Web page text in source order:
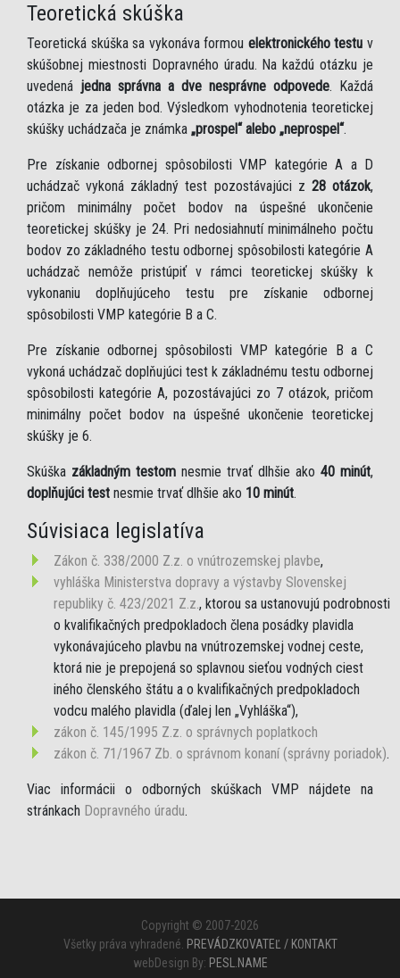
Teoretická skúška
Teoretická skúška sa vykonáva formou elektronického testu v
skúšobnej miestnosti Dopravného úradu. Na každú otázku je
uvedená jedna správna a dve nesprávne odpovede. Každá
otázka je za jeden bod. Výsledkom vyhodnotenia teoretickej
skúšky uchádzača je známka „prospel“ alebo „neprospel“.
Pre získanie odbornej spôsobilosti VMP kategórie A a D
uchádzač vykoná základný test pozostávajúci z 28 otázok,
pričom minimálny počet bodov na úspešné ukončenie
teoretickej skúšky je 24. Pri nedosiahnutí minimálneho počtu
bodov zo základného testu odbornej spôsobilosti kategórie A
uchádzač nemôže pristúpiť v rámci teoretickej skúšky k
vykonaniu doplňujúceho testu pre získanie odbornej
spôsobilosti VMP kategórie B a C.
Pre získanie odbornej spôsobilosti VMP kategórie B a C
vykoná uchádzač doplňujúci test k základnému testu odbornej
spôsobilosti kategórie A, pozostávajúci zo 7 otázok, pričom
minimálny počet bodov na úspešné ukončenie teoretickej
skúšky je 6.
Skúška základným testom nesmie trvať dlhšie ako 40 minút,
doplňujúci test nesmie trvať dlhšie ako 10 minút.
Súvisiaca legislatíva
Zákon č. 338/2000 Z.z. o vnútrozemskej plavbe,
vyhláška Ministerstva dopravy a výstavby Slovenskej
republiky č. 423/2021 Z.z., ktorou sa ustanovujú podrobnosti
o kvalifikačných predpokladoch člena posádky plavidla
vykonávajúceho plavbu na vnútrozemskej vodnej ceste,
ktorá nie je prepojená so splavnou sieťou vodných ciest
iného členského štátu a o kvalifikačných predpokladoch
vodcu malého plavidla (ďalej len „Vyhláška“),
zákon č. 145/1995 Z.z. o správnych poplatkoch
zákon č. 71/1967 Zb. o správnom konaní (správny poriadok).
Viac informácii o odborných skúškach VMP nájdete na
stránkach Dopravného úradu.
Copyright © 2007-2026
Všetky práva vyhradené. PREVÁDZKOVATEĽ / KONTAKT
webDesign By: PESL.NAME